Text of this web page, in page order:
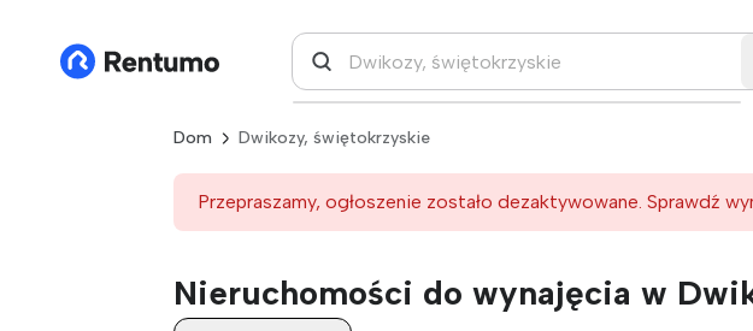
Dom Dwikozy, świętokrzyskie
Przepraszamy, ogłoszenie zostało dezaktywowane. Sprawdź
Nieruchomości do wynajęcia w